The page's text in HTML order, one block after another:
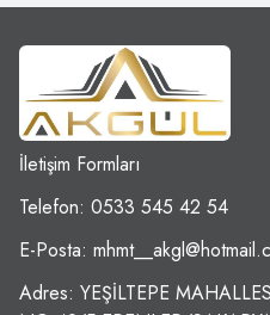
İletişim Formları
Telefon: 0533 545 42 54
E-Posta:
Adres: YEŞİLTEPE